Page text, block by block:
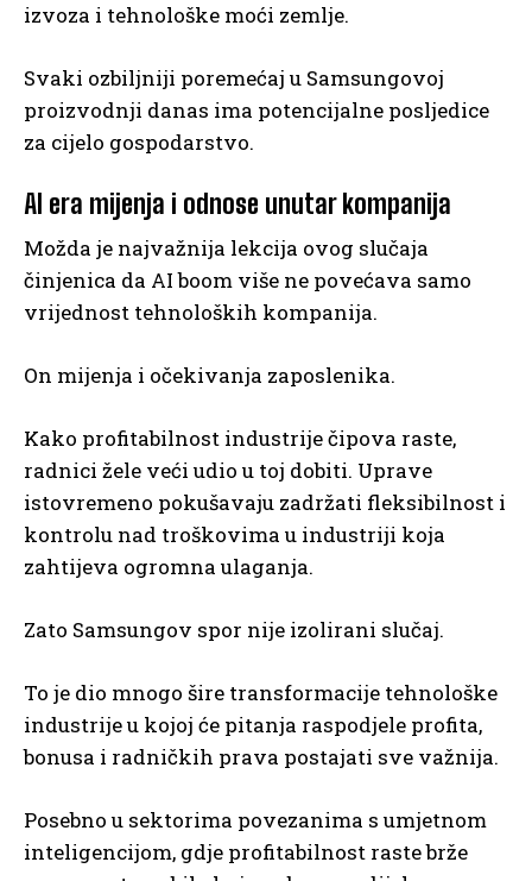
izvoza i tehnološke moći zemlje.
Svaki ozbiljniji poremećaj u Samsungovoj
proizvodnji danas ima potencijalne posljedice
za cijelo gospodarstvo.
AI era mijenja i odnose unutar kompanija
Možda je najvažnija lekcija ovog slučaja
činjenica da AI boom više ne povećava samo
vrijednost tehnoloških kompanija.
On mijenja i očekivanja zaposlenika.
Kako profitabilnost industrije čipova raste,
radnici žele veći udio u toj dobiti. Uprave
istovremeno pokušavaju zadržati fleksibilnost i
kontrolu nad troškovima u industriji koja
zahtijeva ogromna ulaganja.
Zato Samsungov spor nije izolirani slučaj.
To je dio mnogo šire transformacije tehnološke
industrije u kojoj će pitanja raspodjele profita,
bonusa i radničkih prava postajati sve važnija.
Posebno u sektorima povezanima s umjetnom
inteligencijom, gdje profitabilnost raste brže